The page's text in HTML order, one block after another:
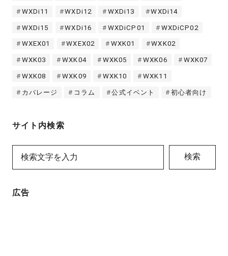
WXDi11 WXDi12 WXDi13 WXDi14
WXDi15 WXDi16 WXDiCP01 WXDiCP02
WXEX01 WXEX02 WXK01 WXK02
WXK03 WXK04 WXK05 WXK06 WXK07
WXK08 WXK09 WXK10 WXK11
カバレージ コラム 公式イベント 初心者向け
サイト内検索
検索
広告